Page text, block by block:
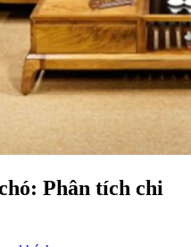
Phân tích chi